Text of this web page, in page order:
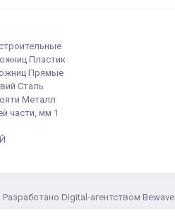
Пластик
Прямые
Сталь
Металл
части, мм 1
Разработано Digital-агентством Bewave